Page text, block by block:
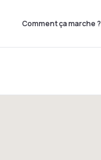
Comment ça marche ?